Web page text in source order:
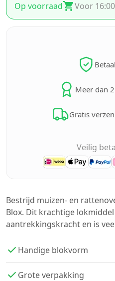
Op voorraad Voor
Meer dan
Gratis
Veilig
Bestrijd muizen- en
Blox. Dit krachtige
aantrekkingskracht en is
Handige blokvorm
Grote verpakking